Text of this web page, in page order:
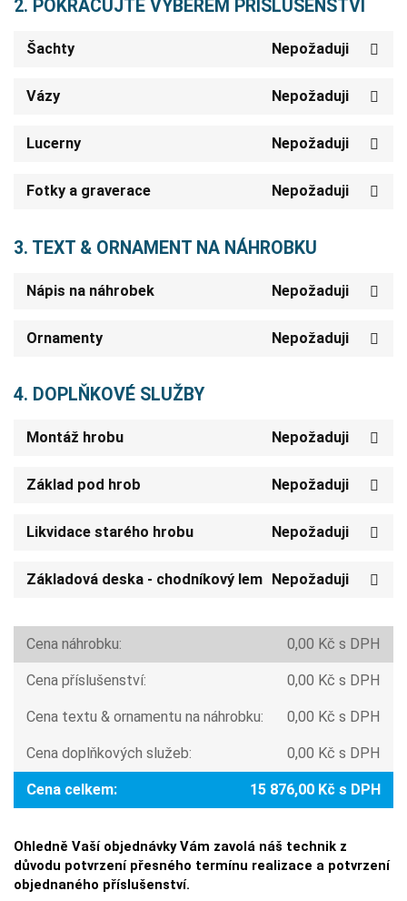
2. POKRAČUJTE VÝBĚREM PŘÍSLUŠENSTVÍ
Šachty Nepožaduji
Vázy Nepožaduji
Lucerny Nepožaduji
Fotky a graverace Nepožaduji
3. TEXT & ORNAMENT NA NÁHROBKU
Nápis na náhrobek Nepožaduji
Ornamenty Nepožaduji
4. DOPLŇKOVÉ SLUŽBY
Montáž hrobu Nepožaduji
Základ pod hrob Nepožaduji
Likvidace starého hrobu Nepožaduji
Základová deska - chodníkový lem Nepožaduji
Cena náhrobku: 0,00 Kč s DPH
Cena příslušenství: 0,00 Kč s DPH
Cena textu & ornamentu na náhrobku: 0,00 Kč s DPH
Cena doplňkových služeb: 0,00 Kč s DPH
Cena celkem: 15 876,00 Kč s DPH
Ohledně Vaší objednávky Vám zavolá náš technik z
důvodu potvrzení přesného termínu realizace a potvrzení
objednaného příslušenství.